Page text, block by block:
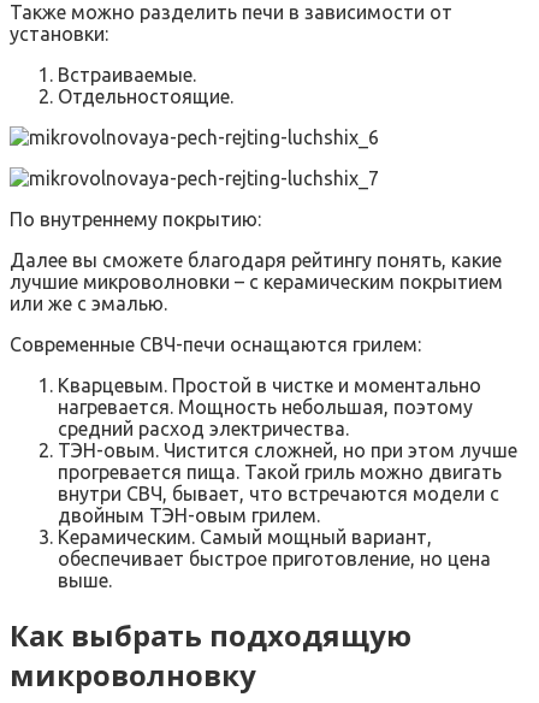
Также можно разделить печи в зависимости от
установки:
Встраиваемые.
Отдельностоящие.
По внутреннему покрытию:
Далее вы сможете благодаря рейтингу понять, какие
лучшие микроволновки – с керамическим покрытием
или же с эмалью.
Современные СВЧ-печи оснащаются грилем:
Кварцевым. Простой в чистке и моментально
нагревается. Мощность небольшая, поэтому
средний расход электричества.
ТЭН-овым. Чистится сложней, но при этом лучше
прогревается пища. Такой гриль можно двигать
внутри СВЧ, бывает, что встречаются модели с
двойным ТЭН-овым грилем.
Керамическим. Самый мощный вариант,
обеспечивает быстрое приготовление, но цена
выше.
Как выбрать подходящую
микроволновку